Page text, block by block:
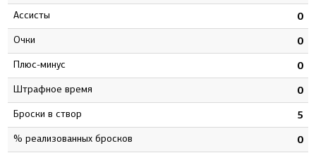
Ассисты 0
Очки 0
Плюс-минус 0
штрафное время 0
Броски в створ 5
% реализованных бросков 0